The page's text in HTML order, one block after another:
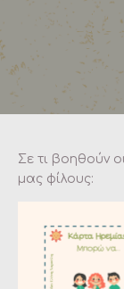
Σε τι βοηθούν
μας φίλους: